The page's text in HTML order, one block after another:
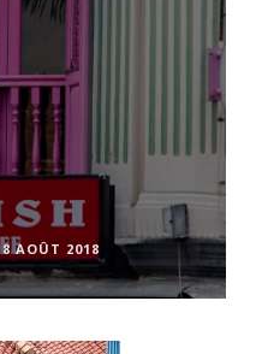
AOÛT 2018